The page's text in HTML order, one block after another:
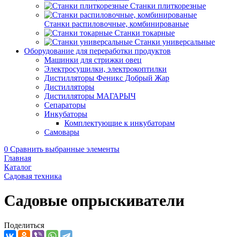
Станки плиткорезные
Станки распиловочные, комбинированые
Станки токарные
Станки универсальные
Оборудование для переработки продуктов
Машинки для стрижки овец
Электросушилки, электрокоптилки
Дистилляторы Феникс Добрый Жар
Дистилляторы
Дистилляторы МАГАРЫЧ
Сепараторы
Инкубаторы
Комплектующие к инкубаторам
Самовары
0 Сравнить выбранные элементы
Главная
Каталог
Садовая техника
Садовые опрыскиватели
Поделиться